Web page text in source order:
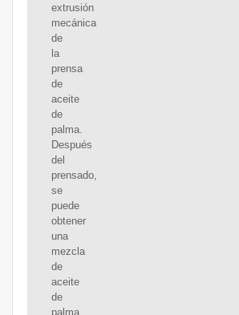
extrusión
mecánica
de
la
prensa
de
aceite
de
palma.
Después
del
prensado,
se
puede
obtener
una
mezcla
de
aceite
de
palma